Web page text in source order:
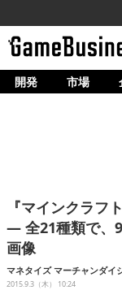
ホーム
企業動向
人材育成
産業政策
開発 市場
『マインクラフ
― 全21種類で、
画像
マネタイズ マーチャンダイ
2015.9.3（木） 10:24